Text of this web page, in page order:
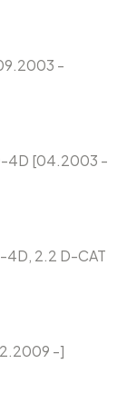
-
4D [04.2003 -
4D, 2.2 D-CAT
-]